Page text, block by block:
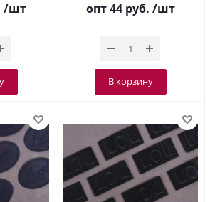
/шт
опт 44 руб. /шт
В корзину